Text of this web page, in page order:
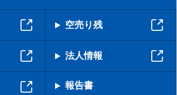
空売り残
法人情報
報告書